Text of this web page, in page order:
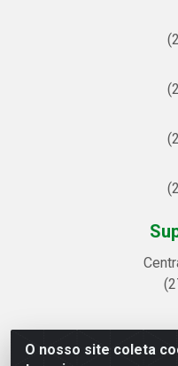
O nosso site coleta
Linhavix Distribuidora